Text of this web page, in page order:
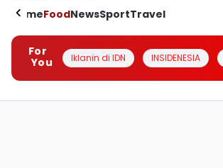
HomeFoodNewsSportTravel
For
You
Iklanin di IDN INSIDENESIA